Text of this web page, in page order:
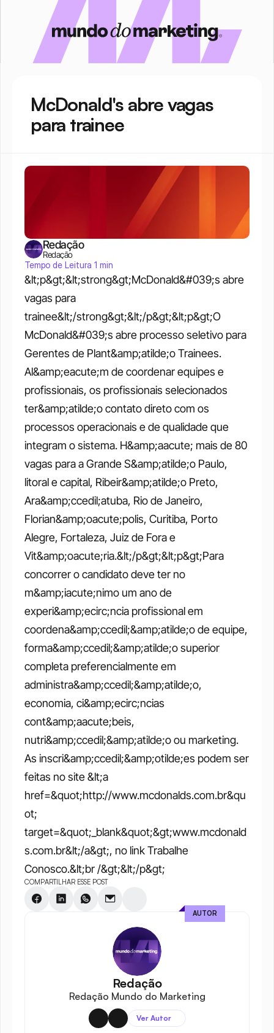
McDonald's abre vagas
para trainee
&lt;p&gt;&lt;strong&gt;McDonald&#039;s abre
vagas para
trainee&lt;/strong&gt;&lt;/p&gt;&lt;p&gt;O
McDonald&#039;s abre processo seletivo para
Gerentes de Plant&amp;atilde;o Trainees.
Al&amp;eacute;m de coordenar equipes e
profissionais, os profissionais selecionados
ter&amp;atilde;o contato direto com os
processos operacionais e de qualidade que
integram o sistema. H&amp;aacute; mais de 80
vagas para a Grande S&amp;atilde;o Paulo,
litoral e capital, Ribeir&amp;atilde;o Preto,
Ara&amp;ccedil;atuba, Rio de Janeiro,
Florian&amp;oacute;polis, Curitiba, Porto
Alegre, Fortaleza, Juiz de Fora e
Vit&amp;oacute;ria.&lt;/p&gt;&lt;p&gt;Para
concorrer o candidato deve ter no
m&amp;iacute;nimo um ano de
experi&amp;ecirc;ncia profissional em
coordena&amp;ccedil;&amp;atilde;o de equipe,
forma&amp;ccedil;&amp;atilde;o superior
completa preferencialmente em
administra&amp;ccedil;&amp;atilde;o,
economia, ci&amp;ecirc;ncias
cont&amp;aacute;beis,
nutri&amp;ccedil;&amp;atilde;o ou marketing.
As inscri&amp;ccedil;&amp;otilde;es podem ser
feitas no site &lt;a
href=&quot;http://www.mcdonalds.com.br&qu
ot;
target=&quot;_blank&quot;&gt;www.mcdonald
s.com.br&lt;/a&gt;, no link Trabalhe
Conosco.&lt;br /&gt;&lt;/p&gt;
COMPARTILHAR ESSE POST
Redação
Redação Mundo do Marketing
Ver Autor
AUTOR
Redação
Redação
Tempo de Leitura 1 min